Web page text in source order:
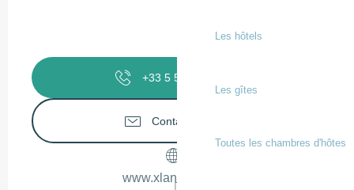
Les hôtels
Les gîtes
Toutes les chambres d'hôtes
+33 5 58 79 13
Contactez-nous
www.xlandes-info.fr